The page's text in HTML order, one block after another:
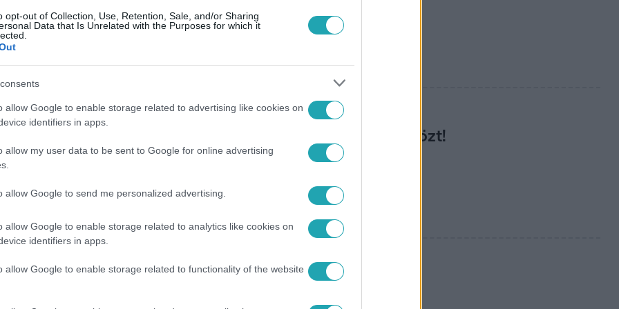
opt-out of Collection, Use, Retention, Sale, and/or Sharing
Data that Is Unrelated with the Purposes for which it
allow Google to enable storage related to advertising like cookies on
identifiers in apps.
allow my user data to be sent to Google for online advertising
allow Google to send me personalized advertising.
allow Google to enable storage related to analytics like cookies on
identifiers in apps.
allow Google to enable storage related to functionality of the website
neve egyet jelent az akciófilmek aranykorával, de még 79 évesen is olyan
amire bárki felnézhet.
a konditerembe: Ferenczi Liza a fitneszvilág legjobbjai közt!
de már a profik közt versenyezhet. Ferenczi Liza korábban sosem sportolt
8 hét alatt álmaid formájába: futás kezdőknek